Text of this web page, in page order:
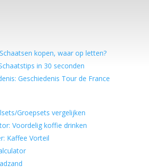
Schaatsen kopen, waar op letten?
in 30 seconden
Geschiedenis Tour de France
Groepsets vergelijken
Voordelig koffie drinken
Kaffee Vorteil